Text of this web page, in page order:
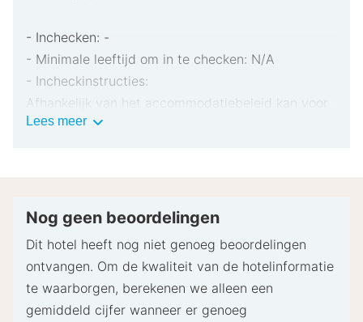
- Inchecken: -
- Minimale leeftijd om in te checken: N/A
- Incheckinstructies:
Afhankelijk van het accommodatiebeleid kan voor
extra personen een toeslag in rekening worden
pinpas of borgsom in contanten te verstrekken
Speciale verzoeken worden onder voorbehoud van
beschikbaarheid bij het inchecken ingewilligd.
Hiervoor kunnen extra kosten in rekening worden
Lees meerBelangrijke
Nog geen beoordelingen
Dit hotel heeft nog niet genoeg beoordelingen
ontvangen. Om de kwaliteit van de hotelinformatie
te waarborgen, berekenen we alleen een
gemiddeld cijfer wanneer er genoeg